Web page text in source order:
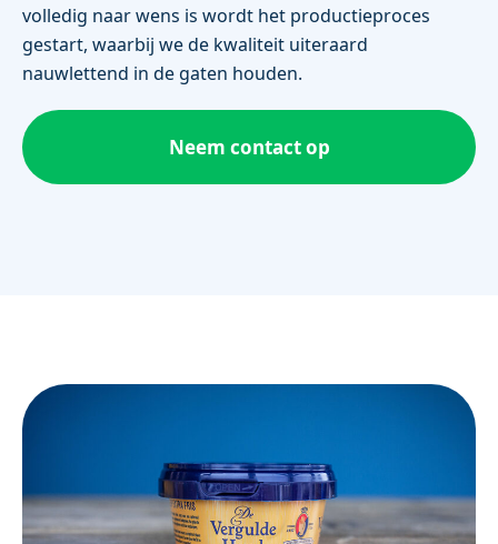
volledig naar wens is wordt het productieproces
gestart, waarbij we de kwaliteit uiteraard
nauwlettend in de gaten houden.
Neem contact op